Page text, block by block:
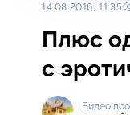
14.08.2016, 11:35
Плюс
с
Видео